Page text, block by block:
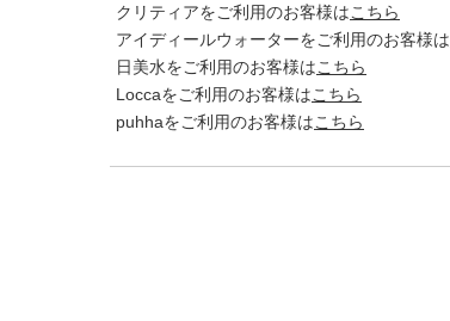
クリティアをご利用のお客様はこちら
アイディールウォーターをご利用のお客様は
日美水をご利用のお客様はこちら
Loccaをご利用のお客様はこちら
puhhaをご利用のお客様はこちら